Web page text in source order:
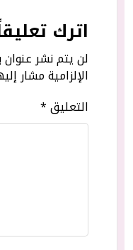
اترك
لن يتم نشر عنوان
الإلزامية مشار
التعليق*